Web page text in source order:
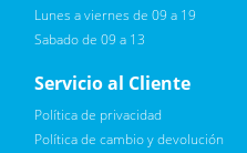
Lunes a viernes de 09 a 19
Sabado de 09 a 13
Servicio al Cliente
Política de privacidad
Política de cambio y devolución